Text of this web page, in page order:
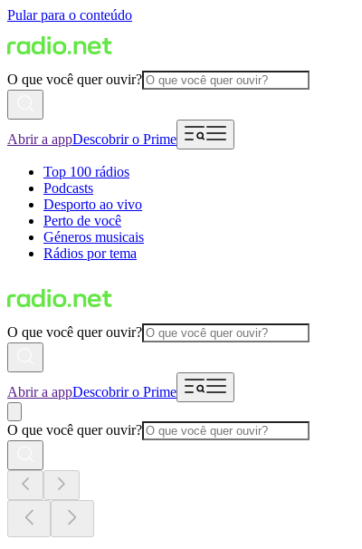
Pular para o conteúdo
O que você quer ouvir?
Abrir a appDescobrir o Prime
Top 100 rádios
Podcasts
Desporto ao vivo
Perto de você
Géneros musicais
Rádios por tema
O que você quer ouvir?
Abrir a appDescobrir o Prime
O que você quer ouvir?